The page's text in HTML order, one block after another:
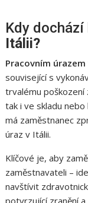
Kdy
Itálii?
Pracovním
související s
trvalému poškození
tak i ve skladu
má zaměstnanec
úraz v Itálii.
Klíčové je, aby
zaměstnavateli –
navštívit